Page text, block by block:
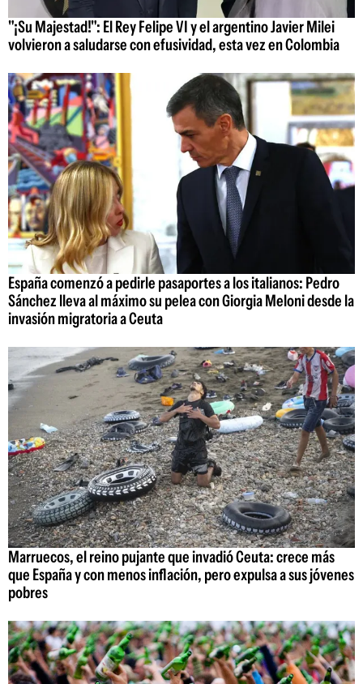
"¡Su Majestad!": El Rey Felipe VI y el argentino Javier Milei
volvieron a saludarse con efusividad, esta vez en Colombia
España comenzó a pedirle pasaportes a los italianos: Pedro
Sánchez lleva al máximo su pelea con Giorgia Meloni desde la
invasión migratoria a Ceuta
Marruecos, el reino pujante que invadió Ceuta: crece más
que España y con menos inflación, pero expulsa a sus jóvenes
pobres